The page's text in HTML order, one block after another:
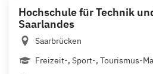
Hochschule für Technik
Saarlandes
Saarbrücken
Freizeit-, Sport-, Tourismus-